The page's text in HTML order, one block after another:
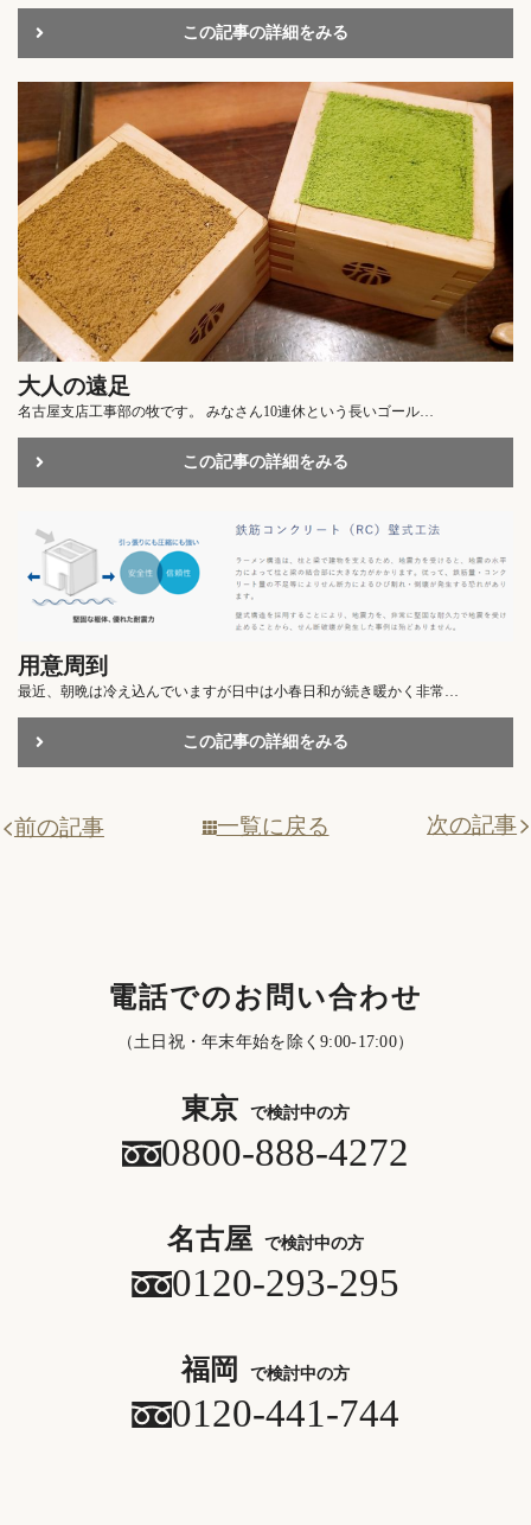
この記事の詳細をみる
大人の遠足
名古屋支店工事部の牧です。 みなさん10連休という長いゴール…
この記事の詳細をみる
用意周到
最近、朝晩は冷え込んでいますが日中は小春日和が続き暖かく非常…
この記事の詳細をみる
前の記事 一覧に戻る 次の記事
電話でのお問い合わせ
（土日祝・年末年始を除く9:00-17:00）
東京 で検討中の方
0800-888-4272
名古屋 で検討中の方
0120-293-295
福岡 で検討中の方
0120-441-744